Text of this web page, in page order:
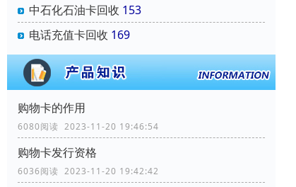
中石化石油卡回收 153
电话充值卡回收 169
购物卡的作用
6080阅读 2023-11-20 19:46:54
购物卡发行资格
6036阅读 2023-11-20 19:42:42